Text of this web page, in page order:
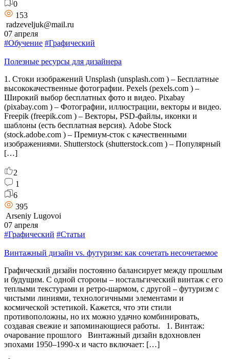
0
153
radzeveljuk@mail.ru
07 апреля
#Обучение #Графический
Полезные ресурсы для дизайнера
1. Стоки изображений Unsplash (unsplash.com ) – Бесплатные
высококачественные фотографии. Pexels (pexels.com ) –
Широкий выбор бесплатных фото и видео. Pixabay
(pixabay.com ) – Фотографии, иллюстрации, векторы и видео.
Freepik (freepik.com ) – Векторы, PSD-файлы, иконки и
шаблоны (есть бесплатная версия). Adobe Stock
(stock.adobe.com ) – Премиум-сток с качественными
изображениями. Shutterstock (shutterstock.com ) – Популярный
[…]
2
1
6
395
Arseniy Lugovoi
07 апреля
#Графический #Статьи
Винтажный дизайн vs. футуризм: как сочетать несочетаемое
Графический дизайн постоянно балансирует между прошлым
и будущим. С одной стороны – ностальгический винтаж с его
теплыми текстурами и ретро-шармом, с другой – футуризм с
чистыми линиями, технологичными элементами и
космической эстетикой. Кажется, что эти стили
противоположны, но их можно удачно комбинировать,
создавая свежие и запоминающиеся работы. 1. Винтаж:
очарование прошлого Винтажный дизайн вдохновлен
эпохами 1950–1990-х и часто включает: […]